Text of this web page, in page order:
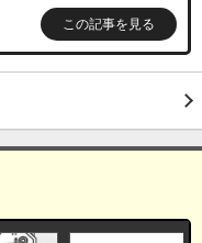
この記事を見る